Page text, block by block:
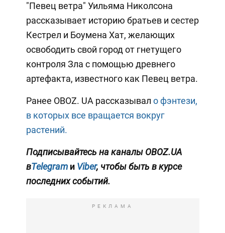
"Певец ветра" Уильяма Николсона
рассказывает историю братьев и сестер
Кестрел и Боумена Хат, желающих
освободить свой город от гнетущего
контроля Зла с помощью древнего
артефакта, известного как Певец ветра.
Ранее OBOZ. UA рассказывал о фэнтези,
в которых все вращается вокруг
растений.
Подписывайтесь на каналы OBOZ.UA
вTelegramи Viber, чтобы быть в курсе
последних событий.
РЕКЛАМА